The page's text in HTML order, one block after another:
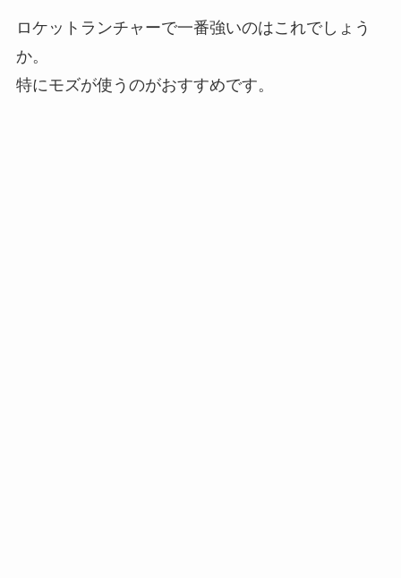
ロケットランチャーで一番強いのはこれでしょう
か。
特にモズが使うのがおすすめです。